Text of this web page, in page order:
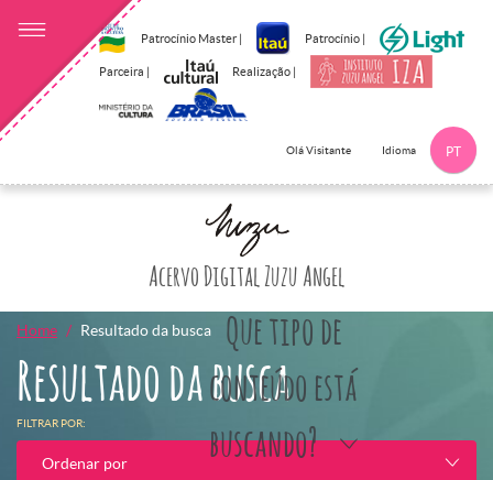
Patrocínio Master | Patrocínio |
Parceira | Realização |
Olá Visitante Idioma PT
Acervo Digital Zuzu Angel
Que tipo de
conteúdo está
buscando?
Home Resultado da busca
Resultado da busca
FILTRAR POR:
Ordenar por